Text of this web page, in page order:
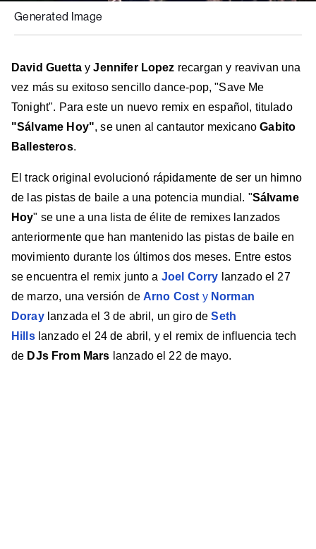
Generated Image
David Guettay Jennifer Lopez recargan y reavivan una
vez más su exitoso sencillo dance-pop, "Save Me
Tonight". Para este un nuevo remix en español, titulado
"Sálvame Hoy", se unen al cantautor mexicanoGabito
Ballesteros.
El track original evolucionó rápidamente de ser un himno
de las pistas de baile a una potencia mundial. "Sálvame
Hoy" se une a una lista de élite de remixes lanzados
anteriormente que han mantenido las pistas de baile en
movimiento durante los últimos dos meses. Entre estos
se encuentra el remix junto a Joel Corry lanzado el 27
de marzo, una versión deArno Costy Norman
Doraylanzada el 3 de abril, un giro deSeth
Hillslanzado el 24 de abril, y el remix de influencia tech
de DJs From Mars lanzado el 22 de mayo.